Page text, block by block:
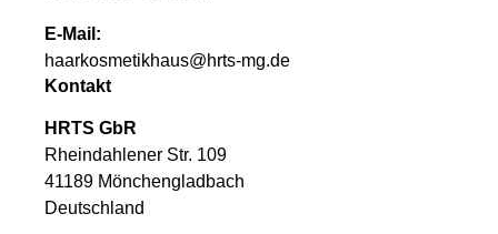
E-Mail:
haarkosmetikhaus@hrts-mg.de
Kontakt
HRTS GbR
Rheindahlener Str. 109
41189 Mönchengladbach
Deutschland